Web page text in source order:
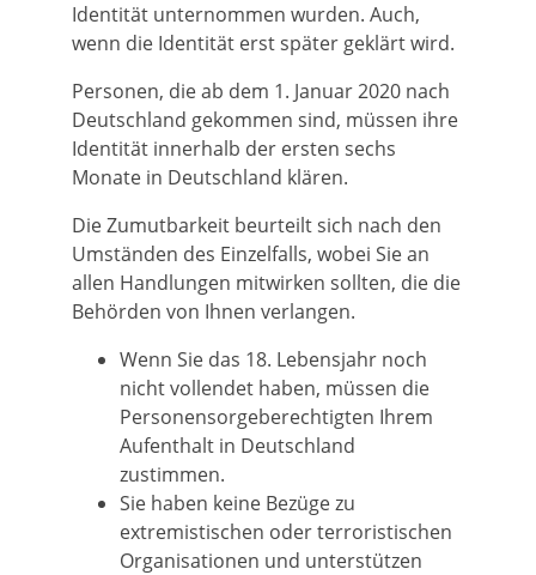
Identität unternommen wurden. Auch,
wenn die Identität erst später geklärt wird.
Personen, die ab dem 1. Januar 2020 nach
Deutschland gekommen sind, müssen ihre
Identität innerhalb der ersten sechs
Monate in Deutschland klären.
Die Zumutbarkeit beurteilt sich nach den
Umständen des Einzelfalls, wobei Sie an
allen Handlungen mitwirken sollten, die die
Behörden von Ihnen verlangen.
Wenn Sie das 18. Lebensjahr noch
nicht vollendet haben, müssen die
Personensorgeberechtigten Ihrem
Aufenthalt in Deutschland
zustimmen.
Sie haben keine Bezüge zu
extremistischen oder terroristischen
Organisationen und unterstützen